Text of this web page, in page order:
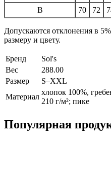
B
70 72
Допускаются отклонения в
размеру и цвету.
Бренд
Sol's
Вес
288.00
Размер
S–XXL
Материал
хлопок 100%,
210 г/м²; пике
Популярная